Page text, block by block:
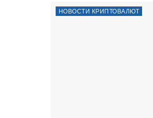
НОВОСТИ КРИПТОВАЛЮТ